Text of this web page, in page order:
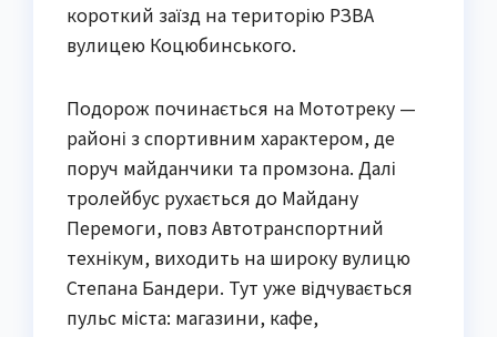
короткий заїзд на територію РЗВА
вулицею Коцюбинського.
Подорож починається на Мототреку —
районі з спортивним характером, де
поруч майданчики та промзона. Далі
тролейбус рухається до Майдану
Перемоги, повз Автотранспортний
технікум, виходить на широку вулицю
Степана Бандери. Тут уже відчувається
пульс міста: магазини, кафе,